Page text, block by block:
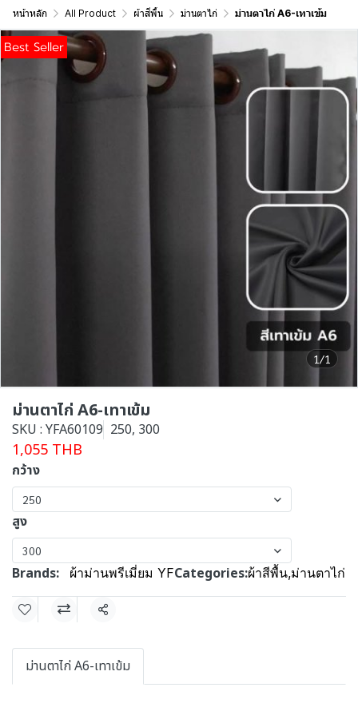
หน้าหลัก All Product ผ้าสีพื้น ม่านตาไก่ ม่านตาไก่ A6-เทาเข้ม
1/1
Best Seller
ม่านตาไก่ A6-เทาเข้ม
SKU : YFA60109 250, 300
1,055 THB
กว้าง
250
สูง
300
Brands: ผ้าม่านพรีเมี่ยม YFCategories:ผ้าสีพื้น,ม่านตาไก่
Share
ม่านตาไก่ A6-เทาเข้ม